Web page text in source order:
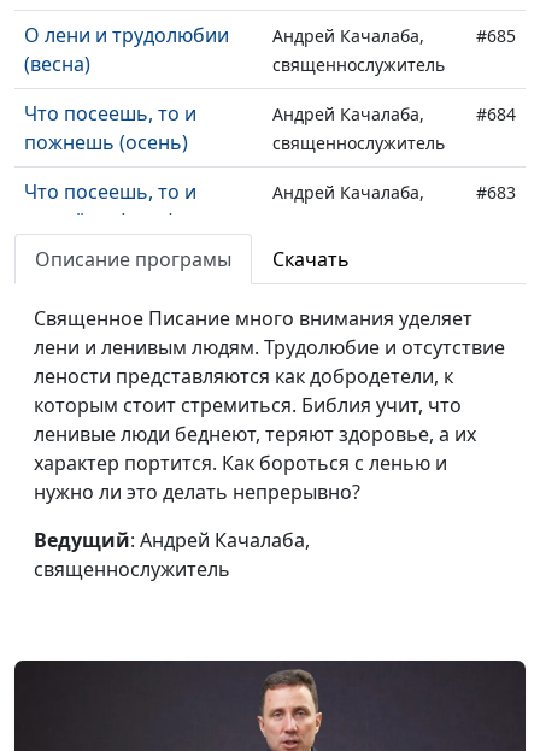
О лени и трудолюбии
(весна)
Андрей Качалаба,
священнослужитель
#685
Что посеешь, то и
пожнешь (осень)
Андрей Качалаба,
священнослужитель
#684
Что посеешь, то и
пожнёшь (лето)
Андрей Качалаба,
#683
Что посеешь, то и
Андрей Качалаба,
Что посеешь, то и
пожнешь (весна)
Андрей Качалаба,
священнослужитель
#681
О терпении и
долготерпении (осень)
Андрей Качалаба,
священнослужитель
О терпении и
долготерпении (лето)
Андрей Качалаба,
священнослужитель
О терпении и
О терпении и
Андрей Качалаба,
священнослужитель
#677
Андрей Качалаба,
Описание програмы Скачать
Священное Писание много внимания уделяет
лени и ленивым людям. Трудолюбие и отсутствие
лености представляются как добродетели, к
которым стоит стремиться. Библия учит, что
ленивые люди беднеют, теряют здоровье, а их
характер портится. Как бороться с ленью и
нужно ли это делать непрерывно?
Ведущий: Андрей Качалаба,
священнослужитель